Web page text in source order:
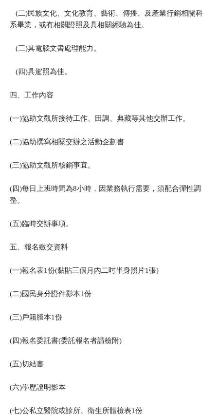
(二)民族文化、文化教育、藝術、傳播、及產業行銷相關科
系畢業，或有相關證照及具相關經驗為佳。
(三)具電腦文書處理能力。
(四)具駕照為佳。
四、工作內容
(一)協助文觀所接待工作、田調、典藏等其他交辦工作。
(二)協助撰寫相關交辦之活動企劃書
(三)協助文觀所核銷事宜。
(四)每日上班時間為8小時，因業務執行需要，須配合彈性調
整。
(五)臨時交辦事項。
五、報名繳交資料
(一)報名表1份(黏貼三個月內二吋半身照片1張)
(二)國民身分證件影本1份
(三)戶籍謄本1份
(四)報名委託書(委託報名者請檢附)
(五)切結書
(六)學歷證明影本
(七)公私立醫院或診所、衛生所體檢表1份